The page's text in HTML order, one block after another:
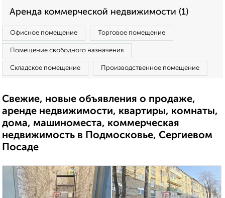
Аренда коммерческой недвижимости (1)
Офисное помещение Торговое помещение
Помещение свободного назначения
Складское помещение Производственное помещение
Свежие, новые объявления о продаже,
аренде недвижимости, квартиры, комнаты,
дома, машиноместа, коммерческая
недвижимость в Подмосковье, Сергиевом
Посаде